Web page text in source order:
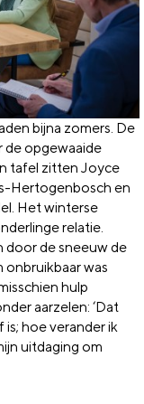
bijna zomers. De
de opgewaaide
tafel zitten Joyce
Hertogenbosch en
Het winterse
relatie.
door de sneeuw de
was
hulp
aarzelen: ‘Dat
is; hoe verander ik
uitdaging om